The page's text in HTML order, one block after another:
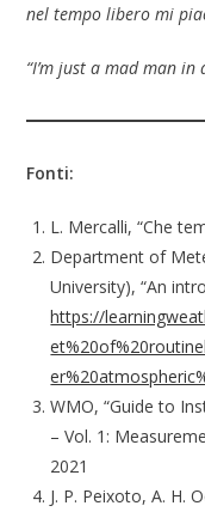
nel tempo libero mi
“I’m just a mad man in
Fonti:
L. Mercalli, “Che
Department of
University), “An
https://
WMO, “Guide to
– Vol. 1:
2021
J. P. Peixoto, A. H.